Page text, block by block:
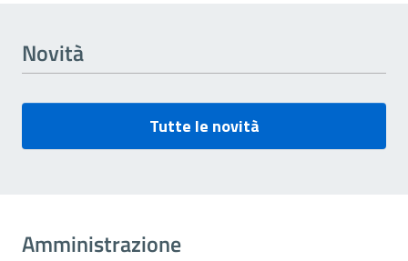
Novità
Tutte le novità
Amministrazione